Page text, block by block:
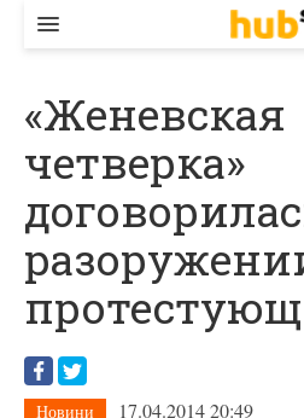
ЕКОНОМІКА
БІЗНЕС
СТАРТЕР
КОНТАКТИ
«Женевская
четверка»
Новини 17.04.2014 20:49